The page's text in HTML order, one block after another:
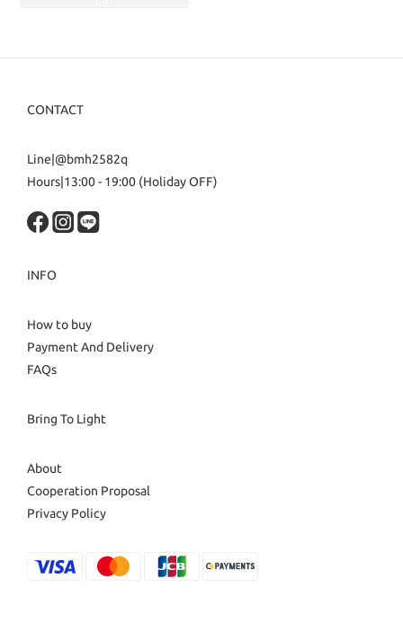
CONTACT
Line|@bmh2582q
Hours|13:00 - 19:00 (Holiday OFF)
INFO
How to buy
Payment And Delivery
FAQs
Bring To Light
About
Cooperation Proposal
Privacy Policy